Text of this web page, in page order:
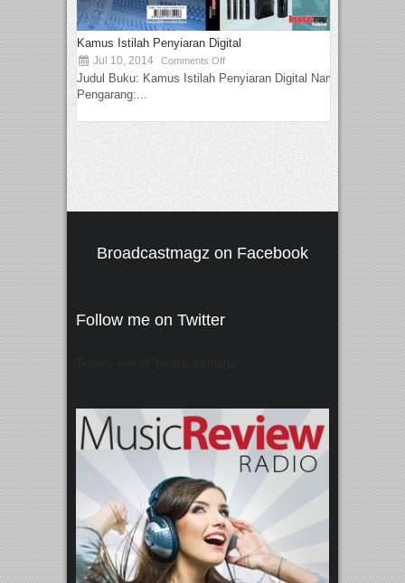
Kamus Istilah Penyiaran Digital
Jul 10, 2014 Comments Off
Judul Buku: Kamus Istilah Penyiaran Digital Nama
Pengarang:...
Broadcastmagz on Facebook
Follow me on Twitter